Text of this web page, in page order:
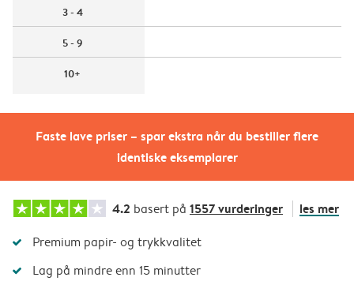
Faste lave priser – spar ekstra når du bestiller flere
identiske eksemplarer
3 - 4
5 - 9
10+
4.2 basert på 1557 vurderinger les mer
Premium papir- og trykkvalitet
Lag på mindre enn 15 minutter